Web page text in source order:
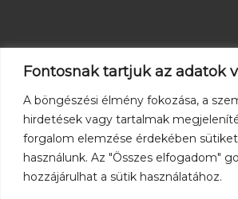
Fontosnak tartjuk az adatok
A böngészési élmény fokozása, a
hirdetések vagy tartalmak
forgalom elemzése érdekében
használunk. Az "Összes elfogadom"
hozzájárulhat a sütik használatához.